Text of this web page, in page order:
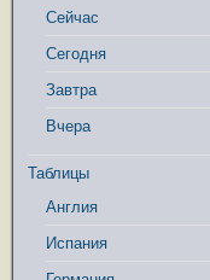
Сейчас
Сегодня
Завтра
Вчера
Таблицы
Англия
Испания